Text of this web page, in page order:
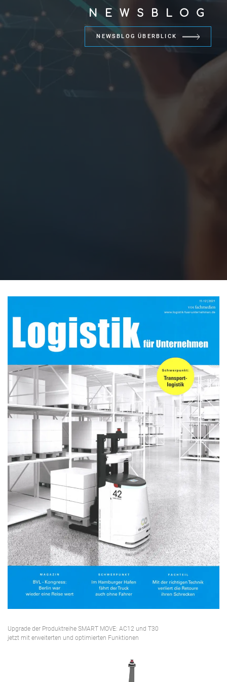
NEWSBLOG
NEWSBLOG ÜBERBLICK
Upgrade der Produktreihe SMART MOVE: AC12 und T30
jetzt mit erweiterten und optimierten Funktionen